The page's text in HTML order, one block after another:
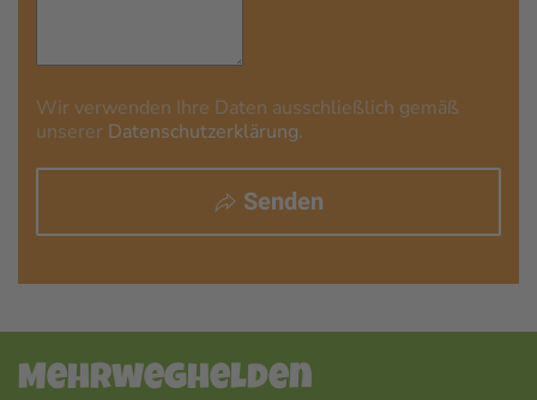
Wir verwenden Ihre Daten ausschließlich gemäß
unserer Daten­schutz­er­klärung.
Senden
Mehrweghelden